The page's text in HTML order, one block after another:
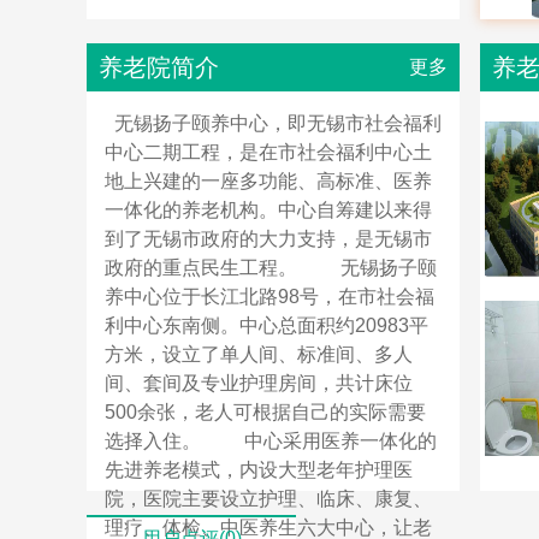
养老院简介 更多
无锡扬子颐养中心，即无锡市社会福利
中心二期工程，是在市社会福利中心土
地上兴建的一座多功能、高标准、医养
一体化的养老机构。中心自筹建以来得
到了无锡市政府的大力支持，是无锡市
政府的重点民生工程。 无锡扬子颐
养中心位于长江北路98号，在市社会福
利中心东南侧。中心总面积约20983平
方米，设立了单人间、标准间、多人
间、套间及专业护理房间，共计床位
500余张，老人可根据自己的实际需要
选择入住。 中心采用医养一体化的
先进养老模式，内设大型老年护理医
院，医院主要设立护理、临床、康复、
理疗、体检、中医养生六大中心，让老
养